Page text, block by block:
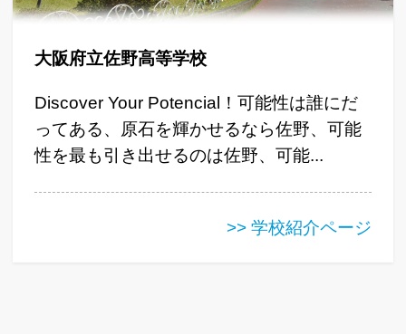
大阪府立佐野高等学校
Discover Your Potencial！可能性は誰にだ
ってある、原石を輝かせるなら佐野、可能
性を最も引き出せるのは佐野、可能...
>> 学校紹介ページ